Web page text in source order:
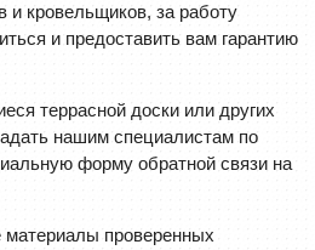
и кровельщиков, за работу
и предоставить вам гарантию
террасной доски или других
нашим специалистам по
форму обратной связи на
материалы проверенных